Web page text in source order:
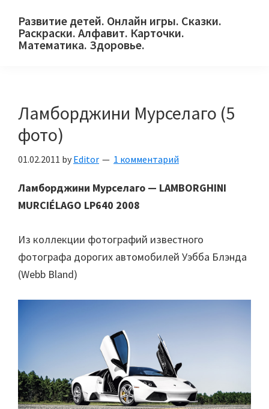
primary
main
primary
Развитие детей. Онлайн игры. Сказки.
Раскраски. Алфавит. Карточки.
Математика. Здоровье.
и
их
родителей.
Ламборджини Мурселаго (5
фото)
01.02.2011 by Editor 1 комментарий
Ламборджини Мурселаго — LAMBORGHINI
MURCIÉLAGO LP640 2008
Из коллекции фотографий известного
фотографа дорогих автомобилей Уэбба Блэнда
(Webb Bland)